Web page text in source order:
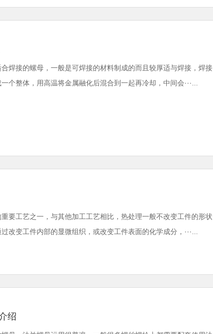
焊接的螺母，一般是可焊接的材料制成的而且较厚适与焊接，焊接
个整体，用高温将金属融化后混合到一起再冷却，中间会···...
要工艺之一，与其他加工工艺相比，热处理一般不改变工件的形状
改变工件内部的显微组织，或改变工件表面的化学成分，···...
绍